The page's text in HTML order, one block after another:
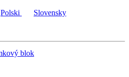
Polski Slovensky
blok